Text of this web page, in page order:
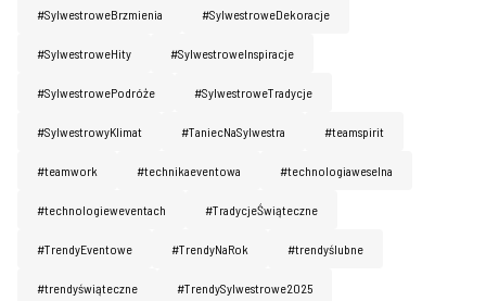
#SylwestroweBrzmienia #SylwestroweDekoracje
#SylwestroweHity #SylwestroweInspiracje
#SylwestrowePodróże #SylwestroweTradycje
#SylwestrowyKlimat #TaniecNaSylwestra #teamspirit
#teamwork #technikaeventowa #technologiaweselna
#technologieweventach #TradycjeŚwiąteczne
#TrendyEventowe #TrendyNaRok #trendyślubne
#trendyświąteczne #TrendySylwestrowe2025